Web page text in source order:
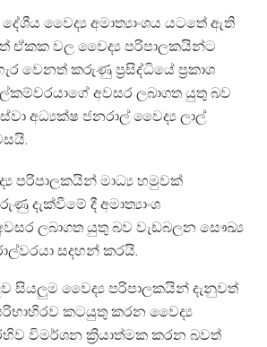
වෛද්‍ය අමාත්‍යාංශය යටතේ ඇති
ඒකක වල වෛද්‍ය පරිපාලකයින්ට
වෙනත් කරුණු ප්‍රසිද්ධියේ ප්‍රකාශ
අවසර ලබාගත යුතු බව
අධ්‍යක්ෂ ජනරාල් වෛද්‍ය ලාල්
පරිපාලකයින් මාධ්‍ය හමුවක්
දැක්වීමේ දී අමාත්‍යාංශ
ලබාගත යුතු බව වැඩබලන සෞඛ්‍ය
සදහන් කරයි.
සියලුම වෛද්‍ය පරිපාලකයින් දැනුවත්
කටයුතු කරන වෛද්‍ය
විමර්ශන ක්‍රියාත්මක කරන බවත්